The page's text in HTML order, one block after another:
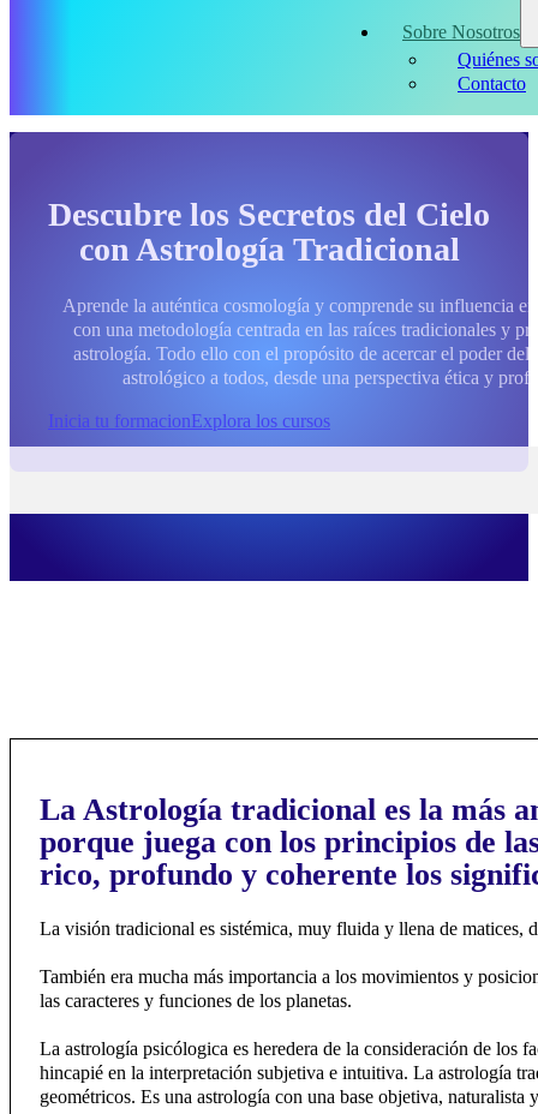
Sobre Nosotros
Quiénes
Contacto
Descubre los Secretos del Cielo
con Astrología Tradicional
Aprende la auténtica cosmología y comprende su influencia
con una metodología centrada en las raíces tradicionales y
astrología. Todo ello con el propósito de acercar el poder del
astrológico a todos, desde una perspectiva ética y
Inicia tu formacionExplora los cursos
La Astrología tradicional es la más
porque juega con los principios de
rico, profundo y coherente los
La visión tradicional es sistémica, muy fluida y llena de matices,
También era mucha más importancia a los movimientos y
las caracteres y funciones de los planetas.
La astrología psicólogica es heredera de la consideración de los
hincapié en la interpretación subjetiva e intuitiva. La astrología
geométricos. Es una astrología con una base objetiva,